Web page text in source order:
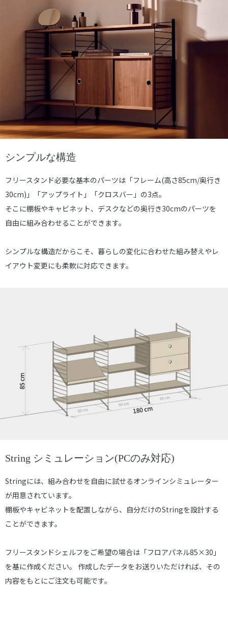
シンプルな構造
フリースタンド必要な基本のパーツは「フレーム(高さ85cm/奥行き
30cm)」「アップライト」「クロスバー」の3点。
そこに棚板やキャビネット、デスクなどの奥行き30cmのパーツを
自由に組み合わせることができます。
シンプルな構造だからこそ、暮らしの変化に合わせた組み替えやレ
イアウト変更にも柔軟に対応できます。
String シミュレーション(PCのみ対応)
Stringには、組み合わせを自由に試せるオンラインシミュレーター
が用意されています。
棚板やキャビネットを配置しながら、自分だけのStringを設計する
ことができます。
フリースタンドシェルフをご希望の場合は「フロアパネル85×30」
を基に作成ください。 作成したデータをお送りいただければ、その
内容をもとにご注文も可能です。